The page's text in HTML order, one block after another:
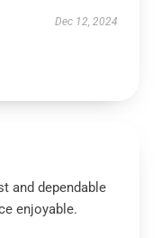
Dec 12, 2024
and dependable
enjoyable.